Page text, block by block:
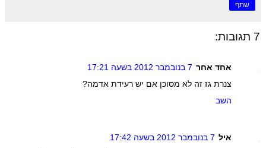
שתף
7 תגובות:
אחד אחר 7 בנובמבר 2012 בשעה 17:21
צנרת גז זה לא מסוכן אם יש רעידת אדמה?
השב
איל 7 בנובמבר 2012 בשעה 17:42